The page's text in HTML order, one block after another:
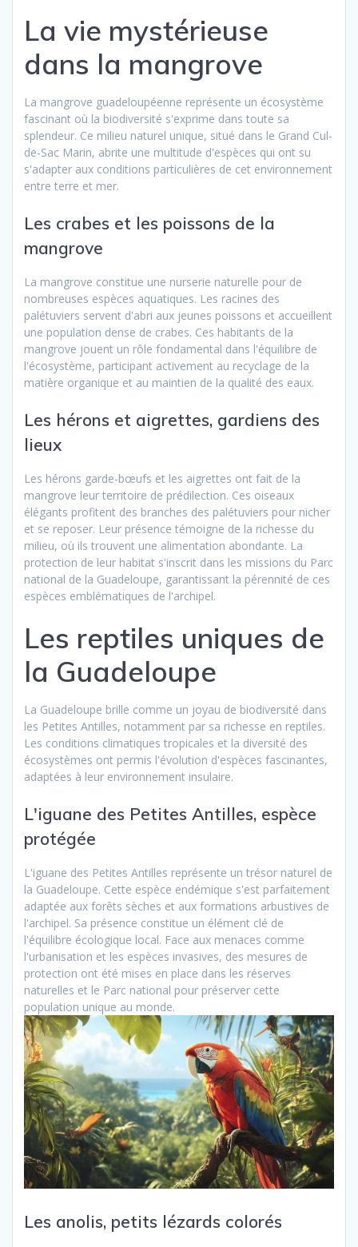
La vie mystérieuse
dans la mangrove
La mangrove guadeloupéenne représente un écosystème
fascinant où la biodiversité s'exprime dans toute sa
splendeur. Ce milieu naturel unique, situé dans le Grand Cul-
de-Sac Marin, abrite une multitude d'espèces qui ont su
s'adapter aux conditions particulières de cet environnement
entre terre et mer.
Les crabes et les poissons de la
mangrove
La mangrove constitue une nurserie naturelle pour de
nombreuses espèces aquatiques. Les racines des
palétuviers servent d'abri aux jeunes poissons et accueillent
une population dense de crabes. Ces habitants de la
mangrove jouent un rôle fondamental dans l'équilibre de
l'écosystème, participant activement au recyclage de la
matière organique et au maintien de la qualité des eaux.
Les hérons et aigrettes, gardiens des
lieux
Les hérons garde-bœufs et les aigrettes ont fait de la
mangrove leur territoire de prédilection. Ces oiseaux
élégants profitent des branches des palétuviers pour nicher
et se reposer. Leur présence témoigne de la richesse du
milieu, où ils trouvent une alimentation abondante. La
protection de leur habitat s'inscrit dans les missions du Parc
national de la Guadeloupe, garantissant la pérennité de ces
espèces emblématiques de l'archipel.
Les reptiles uniques de
la Guadeloupe
La Guadeloupe brille comme un joyau de biodiversité dans
les Petites Antilles, notamment par sa richesse en reptiles.
Les conditions climatiques tropicales et la diversité des
écosystèmes ont permis l'évolution d'espèces fascinantes,
adaptées à leur environnement insulaire.
L'iguane des Petites Antilles, espèce
protégée
L'iguane des Petites Antilles représente un trésor naturel de
la Guadeloupe. Cette espèce endémique s'est parfaitement
adaptée aux forêts sèches et aux formations arbustives de
l'archipel. Sa présence constitue un élément clé de
l'équilibre écologique local. Face aux menaces comme
l'urbanisation et les espèces invasives, des mesures de
protection ont été mises en place dans les réserves
naturelles et le Parc national pour préserver cette
population unique au monde.
Les anolis, petits lézards colorés